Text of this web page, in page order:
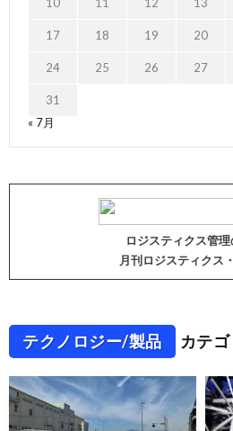
10 11 12 13
17 18 19 20
24 25 26 27
31
« 7月
ロジスティクス管
月刊ロジスティクス
テクノロジー/製品 カテ